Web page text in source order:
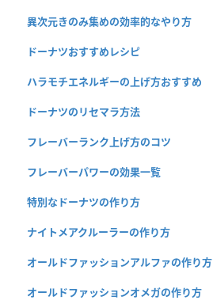
異次元きのみ集めの効率的なやり方
ドーナツおすすめレシピ
ハラモチエネルギーの上げ方おすすめ
ドーナツのリセマラ方法
フレーバーランク上げ方のコツ
フレーバーパワーの効果一覧
特別なドーナツの作り方
ナイトメアクルーラーの作り方
オールドファッションアルファの作り方
オールドファッションオメガの作り方